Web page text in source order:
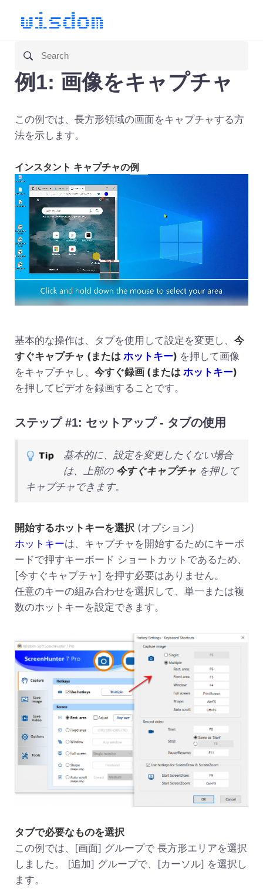
例1: 画像をキャプチャ
この例では、長方形領域の画面をキャプチャする方
法を示します。
インスタント キャプチャの例
基本的な操作は、タブを使用して設定を変更し、 今
すぐキャプチャ (または ホットキー) を押して画像
をキャプチャし、 今すぐ録画 (または ホットキー)
を押してビデオを録画することです。
ステップ #1: セットアップ - タブの使用
基本的に、設定を変更したくない場合
は、上部の 今すぐキャプチャ を押して
キャプチャできます。
開始するホットキーを選択 (オプション)
ホットキーは、キャプチャを開始するためにキーボ
ードで押すキーボード ショートカットであるため、
[今すぐキャプチャ] を押す必要はありません。
任意のキーの組み合わせを選択して、単一または複
数のホットキーを設定できます。
タブで必要なものを選択
この例では、[画面] グループで 長方形エリアを選択
しました。 [追加] グループで、[カーソル] を選択し
ます。